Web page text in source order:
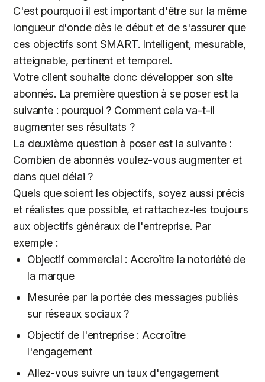
C'est pourquoi il est important d'être sur la même
longueur d'onde dès le début et de s'assurer que
ces objectifs sont SMART. Intelligent, mesurable,
atteignable, pertinent et temporel.
Votre client souhaite donc développer son site
abonnés. La première question à se poser est la
suivante : pourquoi ? Comment cela va-t-il
augmenter ses résultats ?
La deuxième question à poser est la suivante :
Combien de abonnés voulez-vous augmenter et
dans quel délai ?
Quels que soient les objectifs, soyez aussi précis
et réalistes que possible, et rattachez-les toujours
aux objectifs généraux de l'entreprise. Par
exemple :
Objectif commercial : Accroître la notoriété de
la marque
Mesurée par la portée des messages publiés
sur réseaux sociaux ?
Objectif de l'entreprise : Accroître
l'engagement
Allez-vous suivre un taux d'engagement